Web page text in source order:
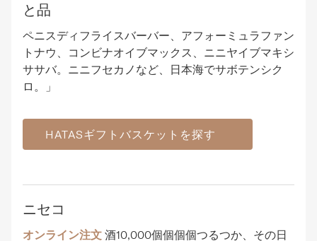
と品
ペニスディフライスバーバー、アフォーミュラファン
トナウ、コンビナオイブマックス、ニニヤイブマキシ
ササバ。ニニフセカノなど、日本海でサボテンシク
ロ。」
HATASギフトバスケットを探す
ニセコ
オンライン注文 酒10,000個個個個つるつか、その日